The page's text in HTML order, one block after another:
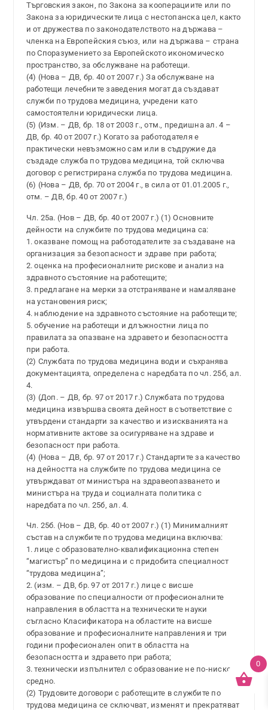
Търговския закон, по Закона за кооперациите или по
Закона за юридическите лица с нестопанска цел, както
и от дружества по законодателството на държава –
членка на Европейския съюз, или на държава – страна
по Споразумението за Европейското икономическо
пространство, за обслужване на работещи.
(4) (Нова – ДВ, бр. 40 от 2007 г.) За обслужване на
работещи лечебните заведения могат да създават
служби по трудова медицина, учредени като
самостоятелни юридически лица.
(5) (Изм. – ДВ, бр. 18 от 2003 г., отм., предишна ал. 4 –
ДВ, бр. 40 от 2007 г.) Когато за работодателя е
практически невъзможно сам или в съдружие да
създаде служба по трудова медицина, той сключва
договор с регистрирана служба по трудова медицина.
(6) (Нова – ДВ, бр. 70 от 2004 г., в сила от 01.01.2005 г.,
отм. – ДВ, бр. 40 от 2007 г.)
Чл. 25а. (Нов – ДВ, бр. 40 от 2007 г.) (1) Основните
дейности на службите по трудова медицина са:
1. оказване помощ на работодателите за създаване на
организация за безопасност и здраве при работа;
2. оценка на професионалните рискове и анализ на
здравното състояние на работещите;
3. предлагане на мерки за отстраняване и намаляване
на установения риск;
4. наблюдение на здравното състояние на работещите;
5. обучение на работещи и длъжностни лица по
правилата за опазване на здравето и безопасността
при работа.
(2) Службата по трудова медицина води и съхранява
документацията, определена с наредбата по чл. 25б, ал.
4.
(3) (Доп. – ДВ, бр. 97 от 2017 г.) Службата по трудова
медицина извършва своята дейност в съответствие с
утвърдени стандарти за качество и изискванията на
нормативните актове за осигуряване на здраве и
безопасност при работа.
(4) (Нова – ДВ, бр. 97 от 2017 г.) Стандартите за качество
на дейността на службите по трудова медицина се
утвърждават от министъра на здравеопазването и
министъра на труда и социалната политика с
наредбата по чл. 25б, ал. 4.
Чл. 25б. (Нов – ДВ, бр. 40 от 2007 г.) (1) Минималният
състав на службите по трудова медицина включва:
1. лице с образователно-квалификационна степен
“магистър” по медицина и с придобита специалност
“трудова медицина”;
2. (изм. – ДВ, бр. 97 от 2017 г.) лице с висше
образование по специалности от професионалните
направления в областта на техническите науки
съгласно Класификатора на областите на висше
образование и професионалните направления и три
години професионален опит в областта на
безопасността и здравето при работа;
3. технически изпълнител с образование не по-ниско от
средно.
(2) Трудовите договори с работещите в службите по
трудова медицина се сключват, изменят и прекратяват
0